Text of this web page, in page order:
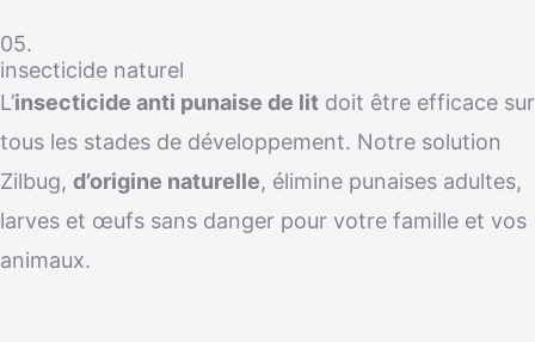
05.
insecticide naturel
L’insecticide anti punaise de lit doit être efficace sur
tous les stades de développement. Notre solution
Zilbug, d’origine naturelle, élimine punaises adultes,
larves et œufs sans danger pour votre famille et vos
animaux.